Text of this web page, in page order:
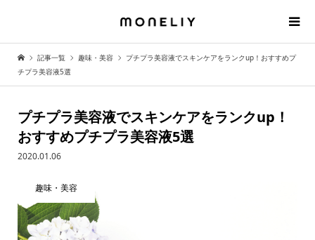
記事一覧 趣味・美容
プチプラ美容液でスキンケアをランクup！おすすめプ
チプラ美容液5選
プチプラ美容液でスキンケアをランクup！
おすすめプチプラ美容液5選
2020.01.06
趣味・美容